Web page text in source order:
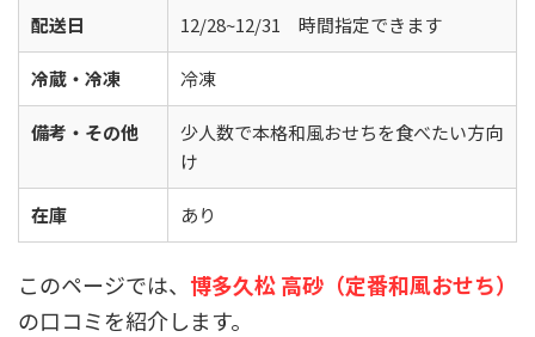
配送日 12/28~12/31 時間指定できます
冷蔵・冷凍 冷凍
備考・その他
少人数で本格和風おせちを食べたい方向
け
在庫 あり
このページでは、 博多久松 高砂（定番和風おせち）
の口コミを紹介します。